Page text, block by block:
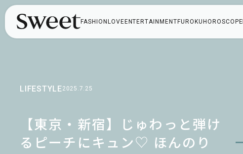
FASHION LOVE ENTERTAINMENT FUROKU HOROSCOPE
LIFESTYLE2025.7.25
【東京・新宿】じゅわっと弾け
るピーチにキュン♡ ほんのり